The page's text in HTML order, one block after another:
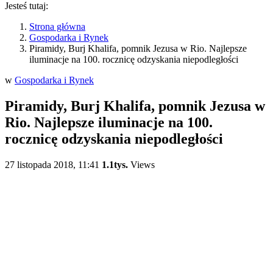
Jesteś tutaj:
Strona główna
Gospodarka i Rynek
Piramidy, Burj Khalifa, pomnik Jezusa w Rio. Najlepsze
iluminacje na 100. rocznicę odzyskania niepodległości
w Gospodarka i Rynek
Piramidy, Burj Khalifa, pomnik Jezusa w
Rio. Najlepsze iluminacje na 100.
rocznicę odzyskania niepodległości
27 listopada 2018, 11:41 1.1tys. Views